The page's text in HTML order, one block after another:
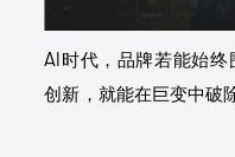
AI时代，品牌若能始
创新，就能在巨变中破